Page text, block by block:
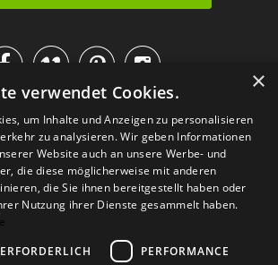

BLÄTTERN
×
verwendet Cookies.
um Inhalte und Anzeigen zu personalisieren
zu analysieren. Wir geben Informationen
Website auch an unsere Werbe- und
die diese möglicherweise mit anderen
die Sie ihnen bereitgestellt haben oder
Nutzung ihrer Dienste gesammelt haben.
PERFORMANCE